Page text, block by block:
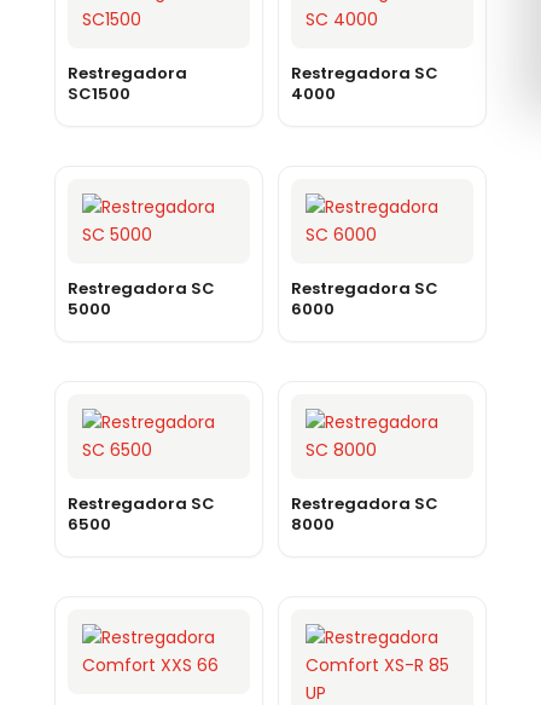
Restregadora
SC1500
Restregadora SC
4000
Restregadora SC
5000
Restregadora SC
6000
Restregadora SC
6500
Restregadora SC
8000